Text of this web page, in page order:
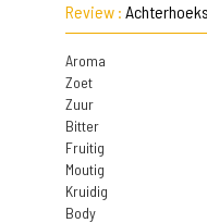
Review :
Aroma
Zoet
Zuur
Bitter
Fruitig
Moutig
Kruidig
Body